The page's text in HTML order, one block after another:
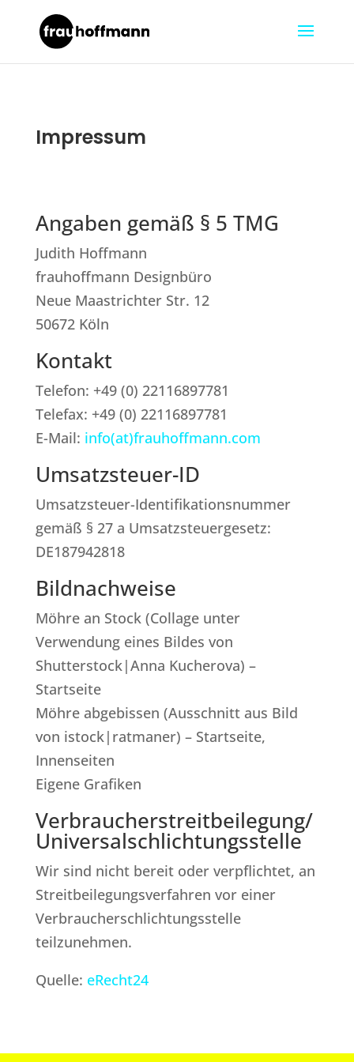
Impressum
Angaben gemäß § 5 TMG
Judith Hoffmann
frauhoffmann Designbüro
Neue Maastrichter Str. 12
50672 Köln
Kontakt
Telefon: +49 (0) 22116897781
Telefax: +49 (0) 22116897781
E-Mail: info(at)frauhoffmann.com
Umsatzsteuer-ID
Umsatzsteuer-Identifikationsnummer
gemäß § 27 a Umsatzsteuergesetz:
DE187942818
Bildnachweise
Möhre an Stock (Collage unter
Verwendung eines Bildes von
Shutterstock|Anna Kucherova) –
Startseite
Möhre abgebissen (Ausschnitt aus Bild
von istock|ratmaner) – Startseite,
Innenseiten
Eigene Grafiken
Verbraucher­streit­beilegung/
Universal­schlichtungs­stelle
Wir sind nicht bereit oder verpflichtet, an
Streitbeilegungsverfahren vor einer
Verbraucherschlichtungsstelle
teilzunehmen.
Quelle: eRecht24